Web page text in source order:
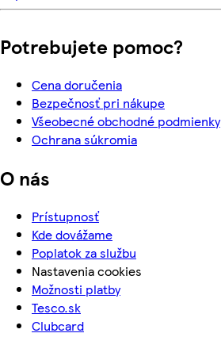
Potrebujete pomoc?
Cena doručenia
Bezpečnosť pri nákupe
Všeobecné obchodné podmienky
Ochrana súkromia
O nás
Prístupnosť
Kde dovážame
Poplatok za službu
Nastavenia cookies
Možnosti platby
Tesco.sk
Clubcard